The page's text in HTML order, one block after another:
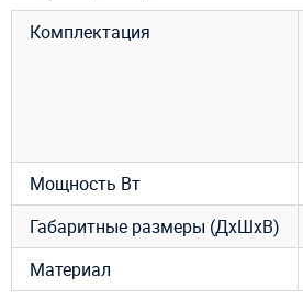
Комплектация
Мощность Вт
Габаритные размеры (ДхШхВ)
Материал